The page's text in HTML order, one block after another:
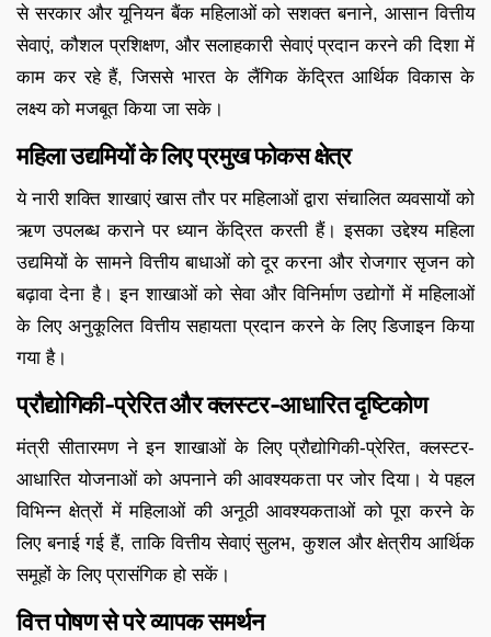
से सरकार और यूनियन बैंक महिलाओं को सशक्त बनाने, आसान वित्तीय
सेवाएं, कौशल प्रशिक्षण, और सलाहकारी सेवाएं प्रदान करने की दिशा में
काम कर रहे हैं, जिससे भारत के लैंगिक केंद्रित आर्थिक विकास के
लक्ष्य को मजबूत किया जा सके।
महिला उद्यमियों के लिए प्रमुख फोकस क्षेत्र
ये नारी शक्ति शाखाएं खास तौर पर महिलाओं द्वारा संचालित व्यवसायों को
ऋण उपलब्ध कराने पर ध्यान केंद्रित करती हैं। इसका उद्देश्य महिला
उद्यमियों के सामने वित्तीय बाधाओं को दूर करना और रोजगार सृजन को
बढ़ावा देना है। इन शाखाओं को सेवा और विनिर्माण उद्योगों में महिलाओं
के लिए अनुकूलित वित्तीय सहायता प्रदान करने के लिए डिजाइन किया
गया है।
प्रौद्योगिकी-प्रेरित और क्लस्टर-आधारित दृष्टिकोण
मंत्री सीतारमण ने इन शाखाओं के लिए प्रौद्योगिकी-प्रेरित, क्लस्टर-
आधारित योजनाओं को अपनाने की आवश्यकता पर जोर दिया। ये पहल
विभिन्न क्षेत्रों में महिलाओं की अनूठी आवश्यकताओं को पूरा करने के
लिए बनाई गई हैं, ताकि वित्तीय सेवाएं सुलभ, कुशल और क्षेत्रीय आर्थिक
समूहों के लिए प्रासंगिक हो सकें।
वित्त पोषण से परे व्यापक समर्थन